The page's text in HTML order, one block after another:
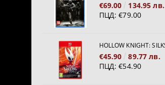
€69.00
134.95 лв.
ПЦД: €79.00
€45.90
89.77 лв.
ПЦД: €54.90